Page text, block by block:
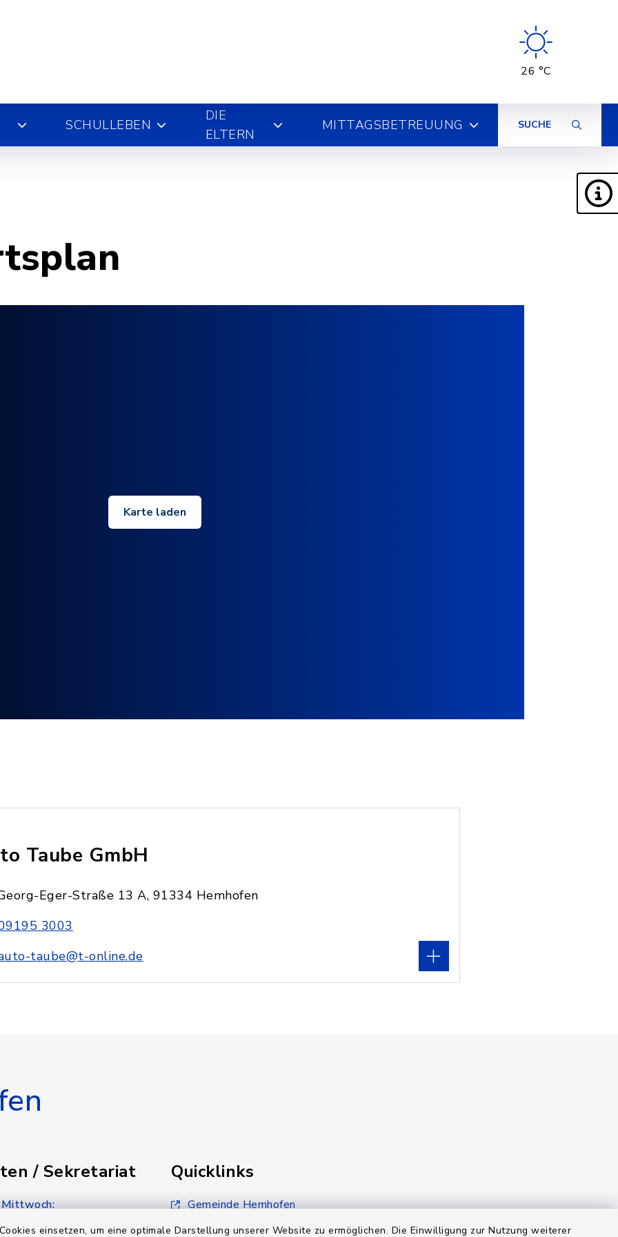
einsetzen, um eine optimale Darstellung unserer Website zu ermöglichen. Die Einwilligung zur Nutzung weiterer
26 °C
SCHULLEBEN
DIE
ELTERN
MITTAGSBETREUUNG SUCHE
Karte laden
Taube GmbH
Eger-Straße 13 A, 91334 Hemhofen
3003
taube@t-online.de
/ Sekretariat
Uhr
Quicklinks
Gemeinde Hemhofen